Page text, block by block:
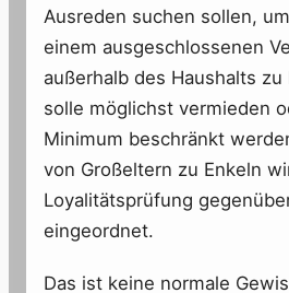
Ausreden suchen sollen,
einem ausgeschlossenen
außerhalb des Haushalts
solle möglichst vermieden
Minimum beschränkt
von Großeltern zu Enkeln
Loyalitätsprüfung
eingeordnet.
Das ist keine normale